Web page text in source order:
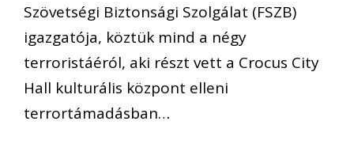
Szövetségi Biztonsági Szolgálat (FSZB)
igazgatója, köztük mind a négy
terroristáéról, aki részt vett a Crocus City
Hall kulturális központ elleni
terrortámadásban…